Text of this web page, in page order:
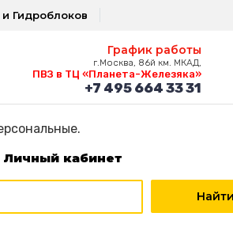
и Гидроблоков
График работы
г.Москва, 86й км. МКАД,
ПВЗ в ТЦ «Планета-Железяка»
+7 495 664 33 31
Личный кабинет